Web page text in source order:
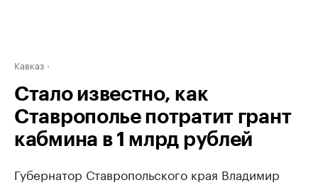
Кавказ
Стало известно, как
Ставрополье потратит грант
кабмина в 1 млрд рублей
Губернатор Ставропольского края Владимир